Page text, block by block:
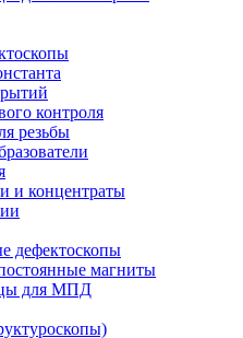
контроля
резьбы
и концентраты
дефектоскопы
магниты
для МПД